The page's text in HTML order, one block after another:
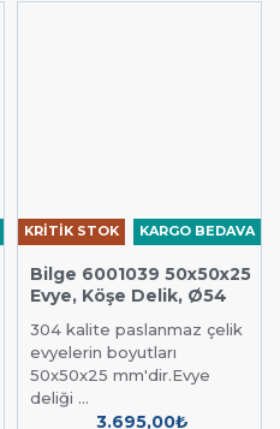
KARGO BEDAVA
KRİTİK STOK
Bilge 6001039 50x50x25
Evye, Köşe Delik, Ø54
304 kalite paslanmaz çelik
evyelerin boyutları
50x50x25 mm'dir.Evye
deliği ...
3.695,00₺